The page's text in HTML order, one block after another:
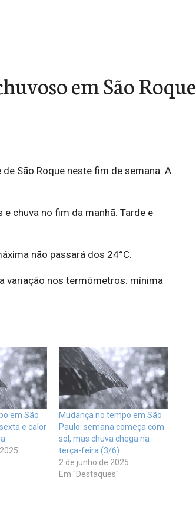
em São Roque
São Roque neste fim de semana. A
chuva no fim da manhã. Tarde e
não passará dos 24°C.
variação nos termômetros: mínima
em São
e calor
Mudança no tempo em São
Paulo: semana começa com
sol, mas chuva chega na
terça-feira (3/6)
2 de junho de 2025
Em "Destaques"